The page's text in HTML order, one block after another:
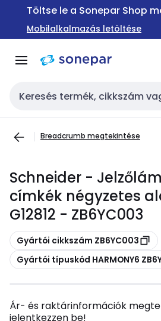
Ugrás a
Ugrás a
tartalomra
Töltse le a Sonepar Shop
Mobilalkalmazás letöltése
Keresési bemenet
Breadcrumb megtekintése
Schneider -
címkék négyzetes
G12812 - ZB6YC003
Másolás
Gyártói cikkszám ZB6YC003
Másolás
Gyártói típuskód HARMONY6
Ár- és raktárinformációk
jelentkezzen be!